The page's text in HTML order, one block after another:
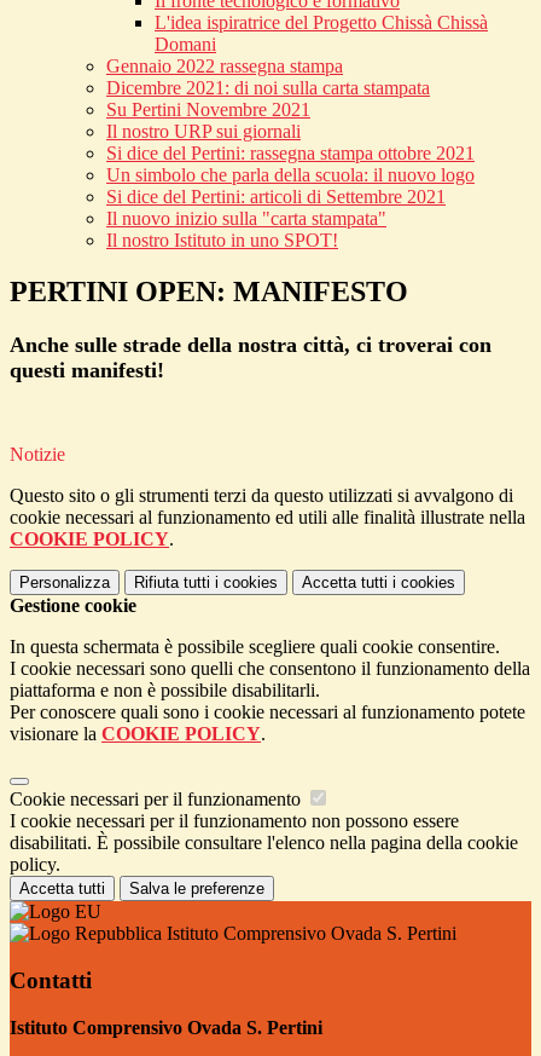
L'idea ispiratrice del Progetto Chissà Chissà
Domani
Gennaio 2022 rassegna stampa
Dicembre 2021: di noi sulla carta stampata
Su Pertini Novembre 2021
Il nostro URP sui giornali
Si dice del Pertini: rassegna stampa ottobre 2021
Un simbolo che parla della scuola: il nuovo logo
Si dice del Pertini: articoli di Settembre 2021
Il nuovo inizio sulla "carta stampata"
Il nostro Istituto in uno SPOT!
PERTINI OPEN: MANIFESTO
Anche sulle strade della nostra città, ci troverai con
questi manifesti!
Notizie
Questo sito o gli strumenti terzi da questo utilizzati si avvalgono di
cookie necessari al funzionamento ed utili alle finalità illustrate nella
COOKIE POLICY.
Personalizza Rifiuta tutti i cookies Accetta tutti i cookies
Gestione cookie
In questa schermata è possibile scegliere quali cookie consentire.
I cookie necessari sono quelli che consentono il funzionamento della
piattaforma e non è possibile disabilitarli.
Per conoscere quali sono i cookie necessari al funzionamento potete
visionare la COOKIE POLICY.
Cookie necessari per il funzionamento
I cookie necessari per il funzionamento non possono essere
disabilitati. È possibile consultare l'elenco nella pagina della cookie
policy.
Accetta tutti Salva le preferenze
Istituto Comprensivo Ovada S. Pertini
Contatti
Istituto Comprensivo Ovada S. Pertini